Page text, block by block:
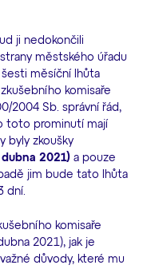
ji nedokončili
městského úřadu
šesti měsíční lhůta
komisaře
2004 Sb. správní řád,
toto prominutí mají
byly zkoušky
2021) a pouze
jim bude tato lhůta
dní.
komisaře
2021), jak je
důvody, které mu